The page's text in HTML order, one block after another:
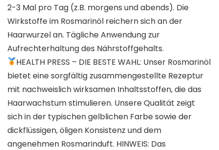
2-3 Mal pro Tag (z.B. morgens und abends). Die
Wirkstoffe im Rosmarinöl reichern sich an der
Haarwurzel an. Tägliche Anwendung zur
Aufrechterhaltung des Nährstoffgehalts.
HEALTH PRESS – DIE BESTE WAHL: Unser Rosmarinöl
bietet eine sorgfältig zusammengestellte Rezeptur
mit nachweislich wirksamen Inhaltsstoffen, die das
Haarwachstum stimulieren. Unsere Qualität zeigt
sich in der typischen gelblichen Farbe sowie der
dickflüssigen, öligen Konsistenz und dem
angenehmen Rosmarinduft. HINWEIS: Das